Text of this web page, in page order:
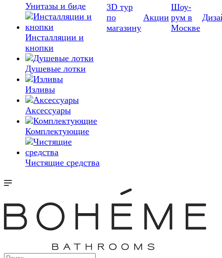
Унитазы и биде
Инсталляции и
кнопки
Душевые лотки
Изливы
Аксессуары
Комплектующие
Чистящие средства
3D тур
по
магазину
Акции
Шоу-
рум в
Москве